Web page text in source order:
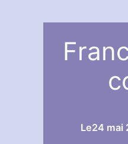
Le24 mai